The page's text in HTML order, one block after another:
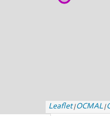
Leaflet|OCMAL |